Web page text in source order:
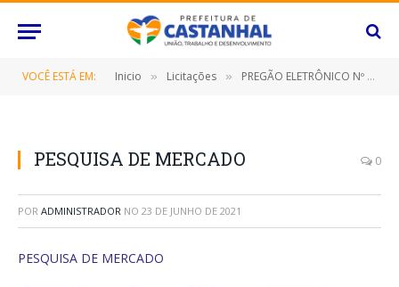
VOCÊ ESTÁ EM: Inicio » Licitações » PREGÃO ELETRÔNICO Nº 028/2021/FMAS (CONTRATAÇÃO DE EMPRESA ESPECIALIZADA PARA PRESTAÇÃO DE SERVIÇOS FUNERÁRIOS COMPREENDENDO FORNECIMENTO DE URNA MORTUÁRIA, PARAMENTAÇÃO, VELAS, VÉU E TRANSLADO)
PESQUISA DE MERCADO 0
POR ADMINISTRADOR NO 23 DE JUNHO DE 2021
PESQUISA DE MERCADO